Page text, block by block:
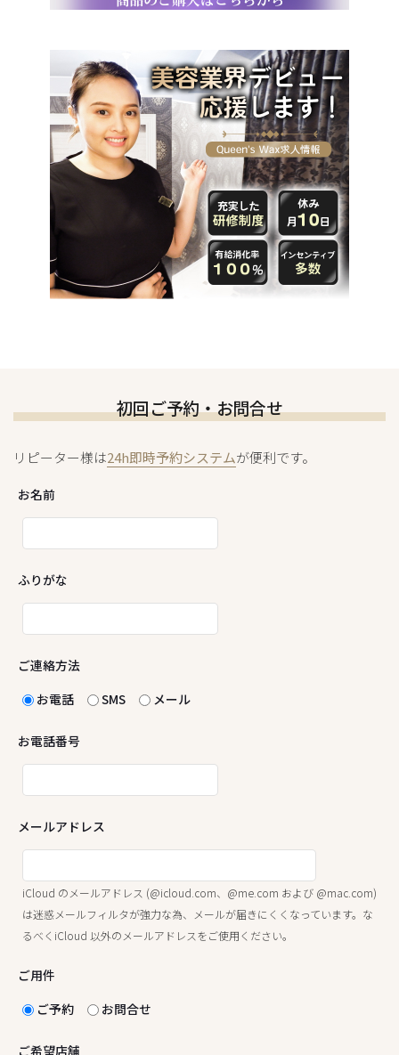
初回ご予約・お問合せ
リピーター様は24h即時予約システムが便利です。
お名前
ふりがな
ご連絡方法
お電話
SMS メール
お電話番号
メールアドレス
iCloud のメールアドレス (@icloud.com、@me.com および @mac.com)
は迷惑メールフィルタが強力な為、メールが届きにくくなっています。な
るべくiCloud 以外のメールアドレスをご使用ください。
ご用件
ご予約
お問合せ
ご希望店舗